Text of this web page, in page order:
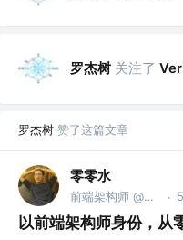
罗杰树 关注了
罗杰树 赞了这篇文章
零零水
前端架构师 @咸鱼ing，热爱桌游主机 ·
以前端架构师身份，从